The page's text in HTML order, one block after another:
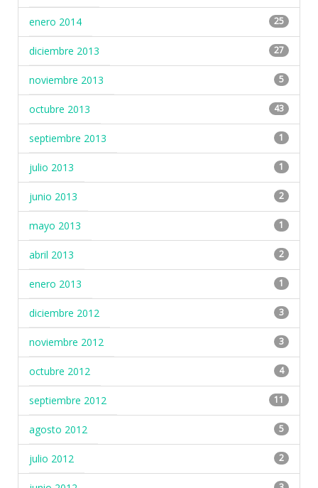
enero 2014 25
diciembre 2013 27
noviembre 2013 5
octubre 2013 43
septiembre 2013 1
julio 2013 1
junio 2013 2
mayo 2013 1
abril 2013 2
enero 2013 1
diciembre 2012 3
noviembre 2012 3
octubre 2012 4
septiembre 2012 11
agosto 2012 5
julio 2012 2